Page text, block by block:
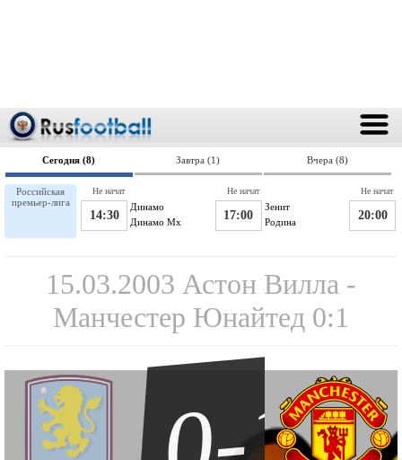
Сегодня (8) Завтра (1) Вчера (8)
Российская
премьер-лига
Динамо
14:30 Динамо Мх
Не начат
Зенит
17:00 Родина
Не начат
20:00
Не начат
15.03.2003 Астон Вилла -
Манчестер Юнайтед 0:1